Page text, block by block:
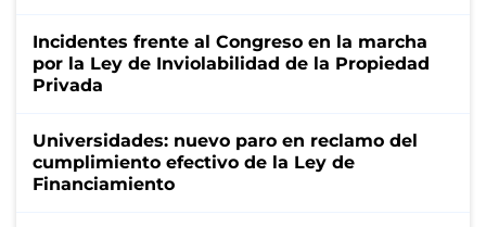
Incidentes frente al Congreso en la marcha
por la Ley de Inviolabilidad de la Propiedad
Privada
Universidades: nuevo paro en reclamo del
cumplimiento efectivo de la Ley de
Financiamiento